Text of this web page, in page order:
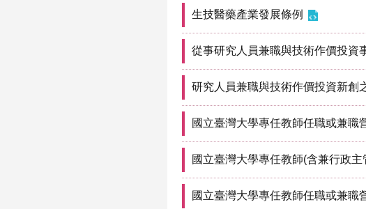
生技醫藥產業發展條例
從事研究人員兼職與技術作價投資
研究人員兼職與技術作價投資新創
國立臺灣大學專任教師任職或兼職
國立臺灣大學專任教師(含兼行政
國立臺灣大學專任教師任職或兼職